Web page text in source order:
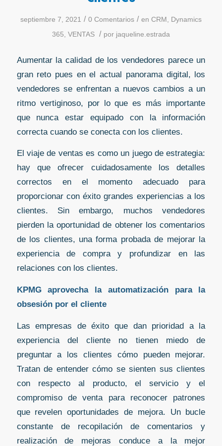
septiembre 7, 2021 / 0 Comentarios / en CRM
Dynamics
365 VENTAS / por jaqueline.estrada
Aumentar la calidad de los vendedores parece un
gran reto pues en el actual panorama digital, los
vendedores se enfrentan a nuevos cambios a un
ritmo vertiginoso, por lo que es más importante
que nunca estar equipado con la información
correcta cuando se conecta con los clientes.
El viaje de ventas es como un juego de estrategia:
hay que ofrecer cuidadosamente los detalles
correctos en el momento adecuado para
proporcionar con éxito grandes experiencias a los
clientes. Sin embargo, muchos vendedores
pierden la oportunidad de obtener los comentarios
de los clientes, una forma probada de mejorar la
experiencia de compra y profundizar en las
relaciones con los clientes.
KPMG aprovecha la automatización para la
obsesión por el cliente
Las empresas de éxito que dan prioridad a la
experiencia del cliente no tienen miedo de
preguntar a los clientes cómo pueden mejorar.
Tratan de entender cómo se sienten sus clientes
con respecto al producto, el servicio y el
compromiso de venta para reconocer patrones
que revelen oportunidades de mejora. Un bucle
constante de recopilación de comentarios y
realización de mejoras conduce a la mejor